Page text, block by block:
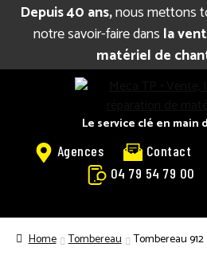
Depuis 40 ans,nous mettons
notre savoir-faire dans la
matériel de
navigation
Le service clé en main
Agences Contact
04 79 54 79 00
BIENVENUE
Home Tombereau Tombereau 912